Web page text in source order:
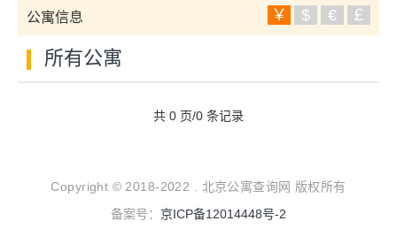
公寓信息 ￥ $ € ￡
所有公寓
共 0 页/0 条记录
Copyright © 2018-2022 . 北京公寓查询网 版权所有
备案号： 京ICP备12014448号-2